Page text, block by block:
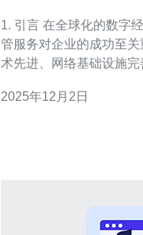
1. 引言 在全球化的数字经济中，选择一个合适的服务器托
管服务对企业的成功至
术先进、网络基础设施
文将深入探讨日本服务器
2025年12月2日